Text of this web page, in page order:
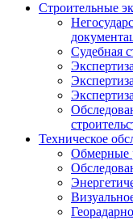
Строительные
Судебная
Техническое
Обмерные